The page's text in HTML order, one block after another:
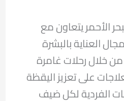
الأحمر يتعاون مع
العناية بالبشرة
من خلال رحلات غامرة
على تعزيز اليقظة
الفردية لكل ضيف